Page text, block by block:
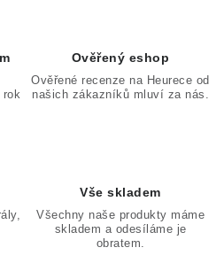
rok
Ověřený eshop
Ověřené recenze na Heurece od
našich zákazníků mluví za nás.
Vše skladem
Všechny naše produkty máme
skladem a odesíláme je
obratem.